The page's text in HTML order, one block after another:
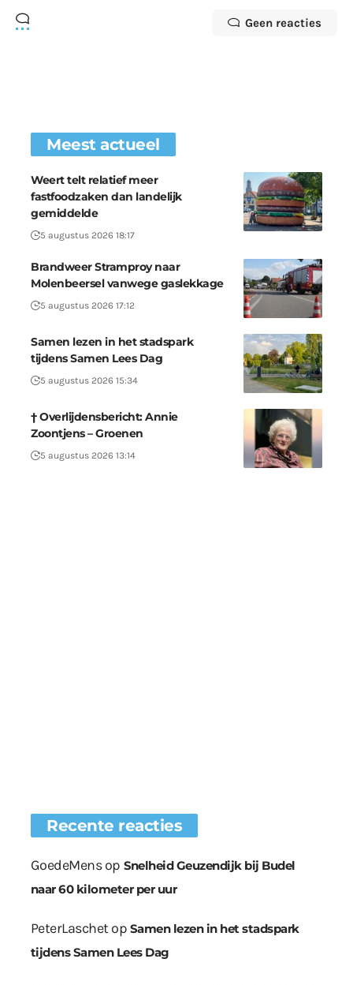
Geen reacties
Meest actueel
Weert telt relatief meer
fastfoodzaken dan landelijk
gemiddelde
5 augustus 2026 18:17
Brandweer Stramproy naar
Molenbeersel vanwege gaslekkage
5 augustus 2026 17:12
Samen lezen in het stadspark
tijdens Samen Lees Dag
5 augustus 2026 15:34
† Overlijdensbericht: Annie
Zoontjens – Groenen
5 augustus 2026 13:14
Recente reacties
GoedeMensop Snelheid Geuzendijk bij Budel
naar 60 kilometer per uur
PeterLaschetop Samen lezen in het stadspark
tijdens Samen Lees Dag